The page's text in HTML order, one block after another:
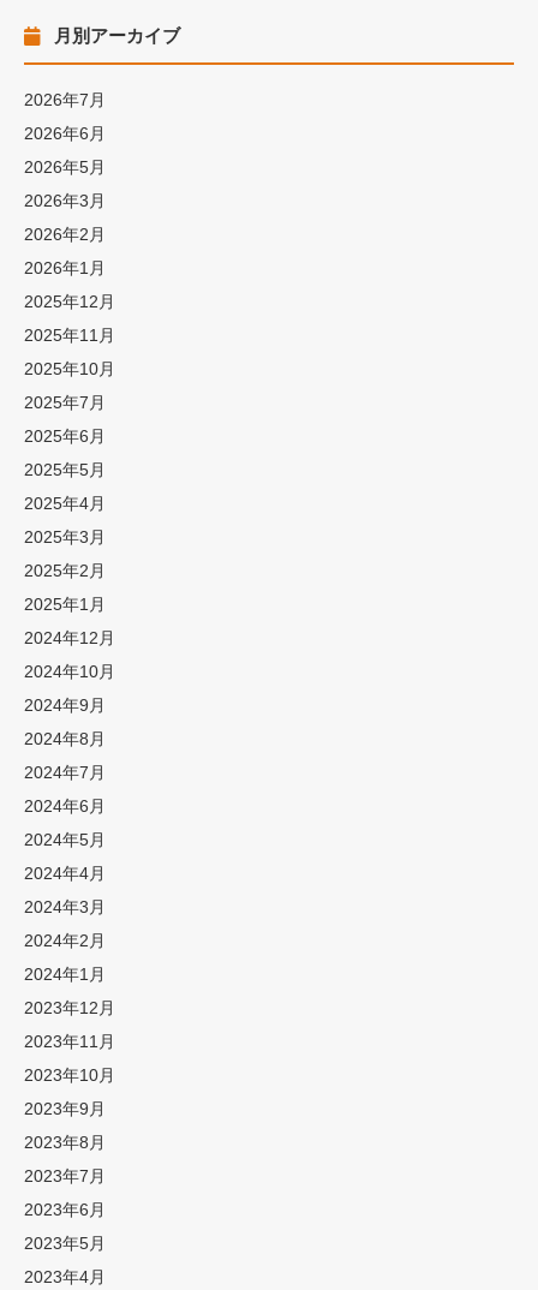
月別アーカイブ
2026年7月
2026年6月
2026年5月
2026年3月
2026年2月
2026年1月
2025年12月
2025年11月
2025年10月
2025年7月
2025年6月
2025年5月
2025年4月
2025年3月
2025年2月
2025年1月
2024年12月
2024年10月
2024年9月
2024年8月
2024年7月
2024年6月
2024年5月
2024年4月
2024年3月
2024年2月
2024年1月
2023年12月
2023年11月
2023年10月
2023年9月
2023年8月
2023年7月
2023年6月
2023年5月
2023年4月